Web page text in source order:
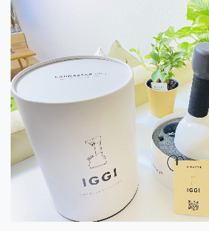
研修医必見！症例報告スライドの作り
views